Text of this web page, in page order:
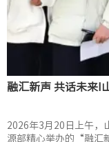
融汇新声 共话未来I
2026年3月20日上午，
源部精心举办的“融汇